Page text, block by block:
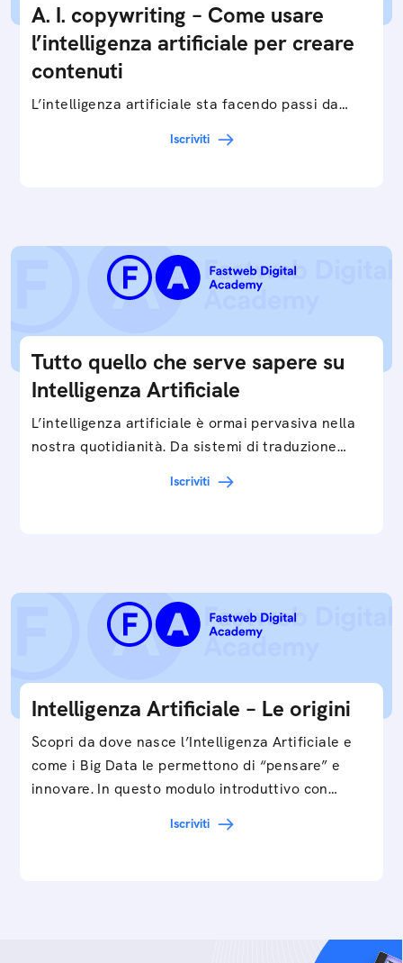
A. I. copywriting – Come usare
l’intelligenza artificiale per creare
contenuti
L’intelligenza artificiale sta facendo passi da
interpretazione dei big data ai chatbot e virtual…
Iscriviti
Tutto quello che serve sapere su
Intelligenza Artificiale
L’intelligenza artificiale è ormai pervasiva nella
nostra quotidianità. Da sistemi di traduzione
Iscriviti
Intelligenza Artificiale – Le origini
Scopri da dove nasce l’Intelligenza Artificiale e
come i Big Data le permettono di “pensare” e
innovare. In questo modulo introduttivo con
Iscriviti